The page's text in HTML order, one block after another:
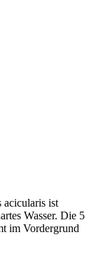
acicularis ist
Wasser. Die 5
im Vordergrund